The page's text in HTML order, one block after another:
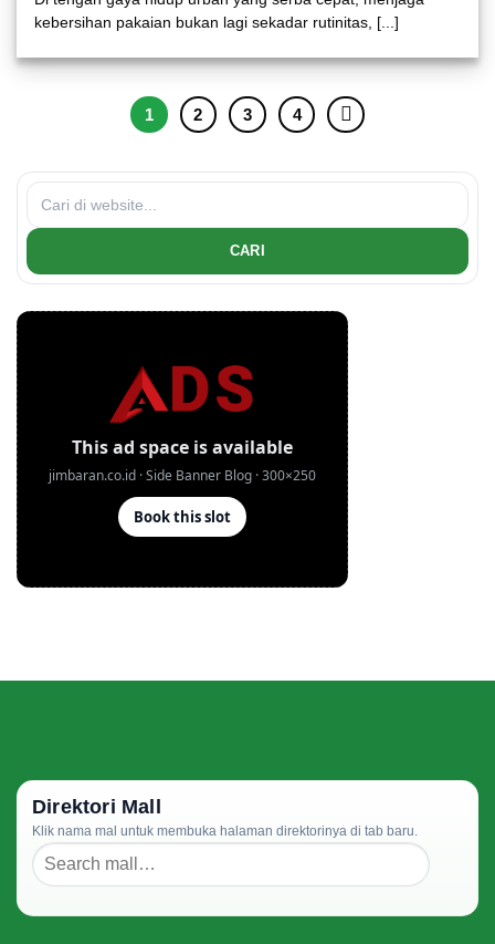
kebersihan pakaian bukan lagi sekadar rutinitas, [...]
1 2 3 4
CARI
Direktori Mall
Klik nama mal untuk membuka halaman direktorinya di tab baru.